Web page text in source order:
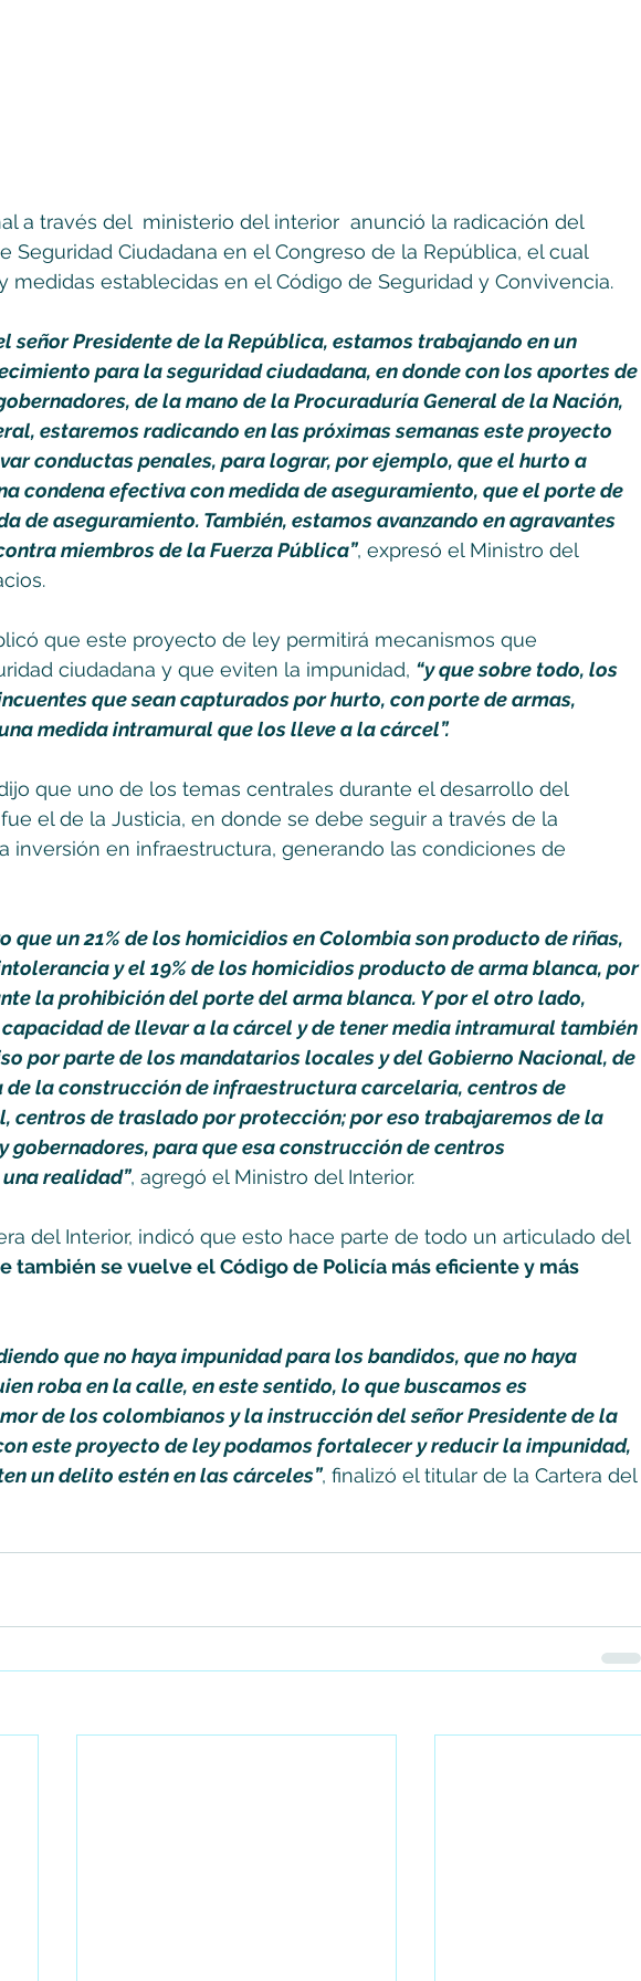
a través del  ministerio del interior  anunció la radicación del
Seguridad Ciudadana en el Congreso de la República, el cual
medidas establecidas en el Código de Seguridad y Convivencia.
señor Presidente de la República, estamos trabajando en un
para la seguridad ciudadana, en donde con los aportes de
de la mano de la Procuraduría General de la Nación,
estaremos radicando en las próximas semanas este proyecto
conductas penales, para lograr, por ejemplo, que el hurto a
condena efectiva con medida de aseguramiento, que el porte de
de aseguramiento. También, estamos avanzando en agravantes
miembros de la Fuerza Pública”, expresó el Ministro del
que este proyecto de ley permitirá mecanismos que
ciudadana y que eviten la impunidad, “y que sobre todo, los
que sean capturados por hurto, con porte de armas,
medida intramural que los lleve a la cárcel”.
que uno de los temas centrales durante el desarrollo del
el de la Justicia, en donde se debe seguir a través de la
inversión en infraestructura, generando las condiciones de
que un 21% de los homicidios en Colombia son producto de riñas,
y el 19% de los homicidios producto de arma blanca, por
la prohibición del porte del arma blanca. Y por el otro lado,
de llevar a la cárcel y de tener media intramural también
por parte de los mandatarios locales y del Gobierno Nacional, de
de la construcción de infraestructura carcelaria, centros de
centros de traslado por protección; por eso trabajaremos de la
gobernadores, para que esa construcción de centros
realidad”, agregó el Ministro del Interior.
del Interior, indicó que esto hace parte de todo un articulado del
también se vuelve el Código de Policía más eficiente y más
que no haya impunidad para los bandidos, que no haya
roba en la calle, en este sentido, lo que buscamos es
de los colombianos y la instrucción del señor Presidente de la
este proyecto de ley podamos fortalecer y reducir la impunidad,
un delito estén en las cárceles”, finalizó el titular de la Cartera del